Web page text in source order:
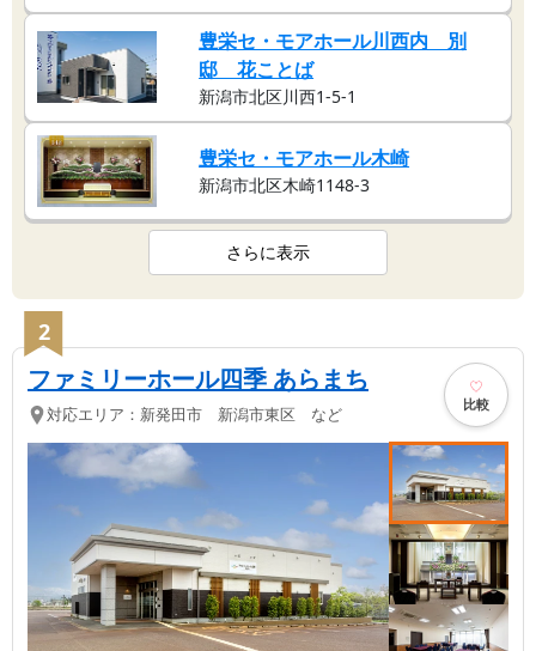
豊栄セ・モアホール川西内 別
邸 花ことば
新潟市北区川西1-5-1
豊栄セ・モアホール木崎
新潟市北区木崎1148-3
さらに表示
2
ファミリーホール四季 あらまち
対応エリア： 新発田市 新潟市東区 など 比較